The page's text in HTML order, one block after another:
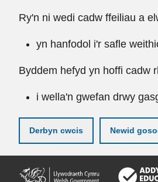
Ry'n ni wedi cadw ffeiliau a
yn hanfodol i'r safle
Byddem hefyd yn hoffi cadw
i wella'n gwefan drwy
Derbyn cwcis Newid